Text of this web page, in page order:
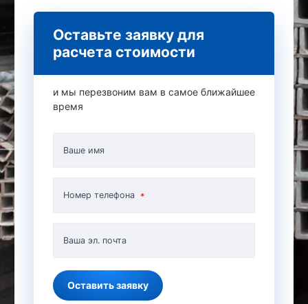
Оставьте заявку для
расчета стоимости
и мы перезвоним вам в самое ближайшее
время
Ваше имя
Номер телефона
Ваша эл. почта
Оставить заявку